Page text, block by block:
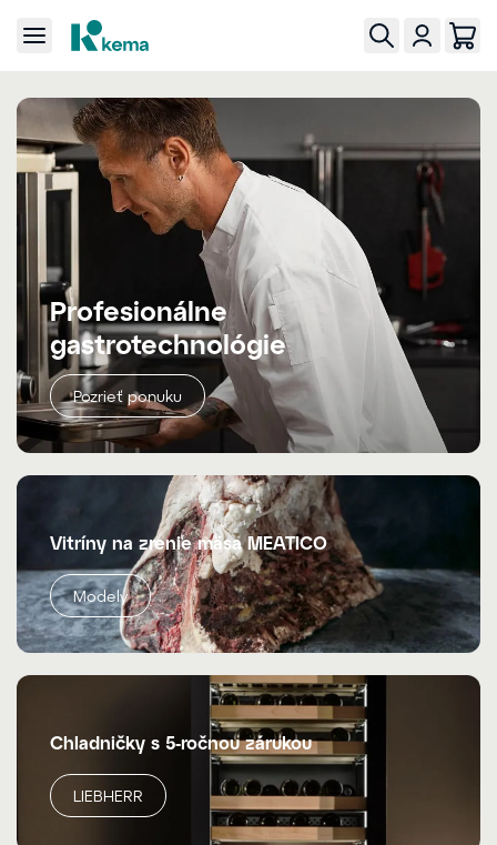
Profesionálne
gastrotechnológie
Pozrieť ponuku
Vitríny na zrenie mäsa MEATICO
Modely
Chladničky s 5-ročnou zárukou
LIEBHERR